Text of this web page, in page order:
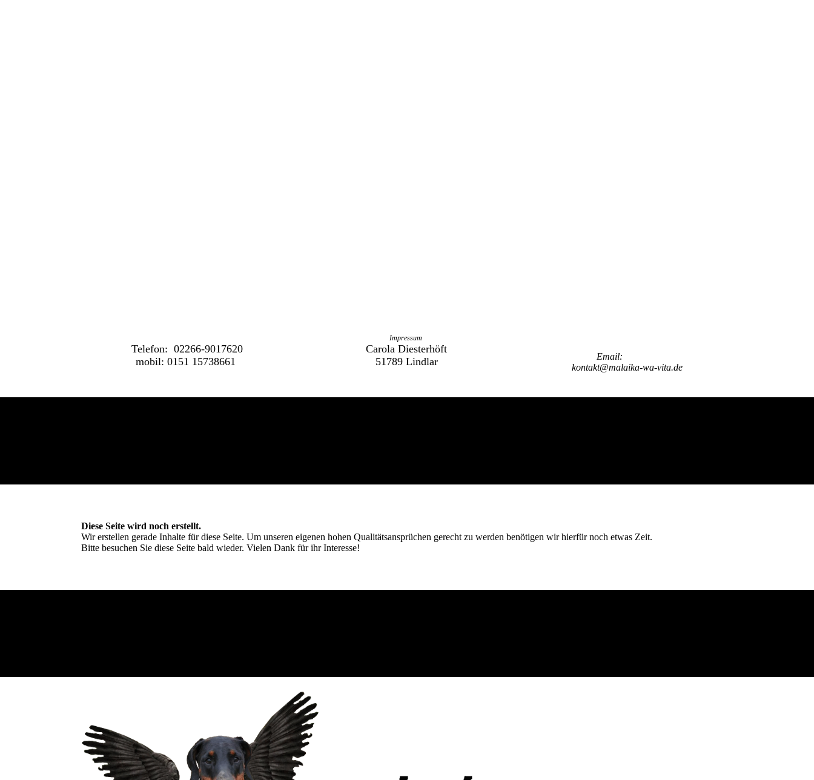
Telefon: 02266-9017620
mobil: 0151 15738661
Impressum
Carola Diesterhöft
51789 Lindlar
Email:
kontakt@malaika-wa-vita.de
Diese Seite wird noch erstellt.
Wir erstellen gerade Inhalte für diese Seite. Um unseren eigenen hohen Qualitätsansprüchen gerecht zu werden benötigen wir hierfür noch etwas Zeit.
Bitte besuchen Sie diese Seite bald wieder. Vielen Dank für ihr Interesse!